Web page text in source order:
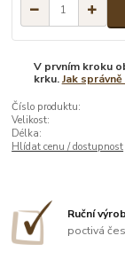
V prvním kroku
krku.Jak
Číslo produktu:
Velikost:
Délka:
Hlídat cenu / dostupnost
Ruční
poctivá